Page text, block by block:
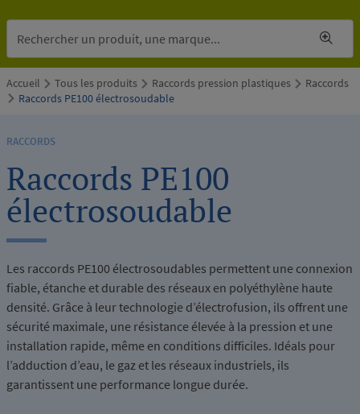
Accueil Tous les produits Raccords pression plastiques
Raccords
Raccords PE100 électrosoudable
RACCORDS
Raccords PE100
électrosoudable
Les raccords PE100 électrosoudables permettent une connexion
fiable, étanche et durable des réseaux en polyéthylène haute
densité. Grâce à leur technologie d’électrofusion, ils offrent une
sécurité maximale, une résistance élevée à la pression et une
installation rapide, même en conditions difficiles. Idéals pour
l’adduction d’eau, le gaz et les réseaux industriels, ils
garantissent une performance longue durée.